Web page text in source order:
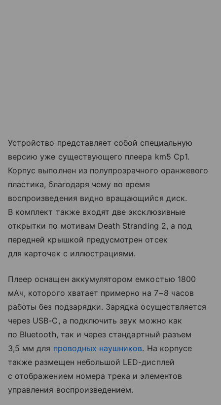
Устройство представляет собой специальную
версию уже существующего плеера km5 Cp1.
Корпус выполнен из полупрозрачного оранжевого
пластика, благодаря чему во время
воспроизведения видно вращающийся диск.
В комплект также входят две эксклюзивные
открытки по мотивам Death Stranding 2, а под
передней крышкой предусмотрен отсек
для карточек с иллюстрациями.
Плеер оснащен аккумулятором емкостью 1800
мАч, которого хватает примерно на 7−8 часов
работы без подзарядки. Зарядка осуществляется
через USB-C, а подключить звук можно как
по Bluetooth, так и через стандартный разъем
3,5 мм для проводных наушников. На корпусе
также размещен небольшой LED-дисплей
с отображением номера трека и элементов
управления воспроизведением.